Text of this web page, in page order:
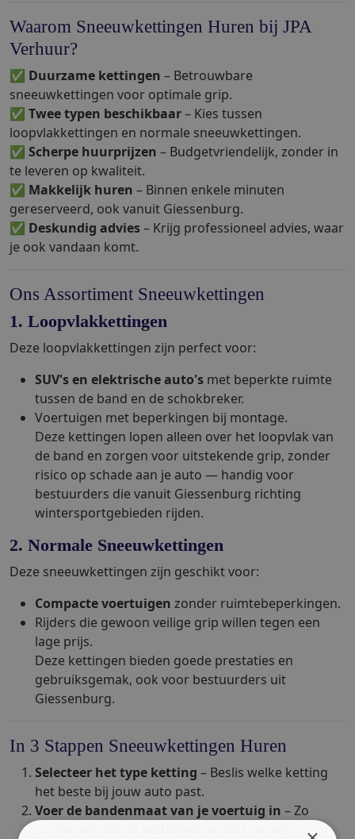
Waarom Sneeuwkettingen Huren bij JPA
Verhuur?
✅ Duurzame kettingen – Betrouwbare
sneeuwkettingen voor optimale grip.
✅ Twee typen beschikbaar– Kies tussen
loopvlakkettingen en normale sneeuwkettingen.
✅ Scherpe huurprijzen – Budgetvriendelijk, zonder in
te leveren op kwaliteit.
✅ Makkelijk huren – Binnen enkele minuten
gereserveerd, ook vanuit Giessenburg.
✅ Deskundig advies– Krijg professioneel advies, waar
je ook vandaan komt.
Ons Assortiment Sneeuwkettingen
1. Loopvlakkettingen
Deze loopvlakkettingen zijn perfect voor:
SUV's en elektrische auto's met beperkte ruimte
tussen de band en de schokbreker.
Voertuigen met beperkingen bij montage.
Deze kettingen lopen alleen over het loopvlak van
de band en zorgen voor uitstekende grip, zonder
risico op schade aan je auto — handig voor
bestuurders die vanuit Giessenburg richting
wintersportgebieden rijden.
2. Normale Sneeuwkettingen
Deze sneeuwkettingen zijn geschikt voor:
Compacte voertuigen zonder ruimtebeperkingen.
Rijders die gewoon veilige grip willen tegen een
lage prijs.
Deze kettingen bieden goede prestaties en
gebruiksgemak, ook voor bestuurders uit
Giessenburg.
In 3 Stappen Sneeuwkettingen Huren
Selecteer het type ketting – Beslis welke ketting
het beste bij jouw auto past.
Voer de bandenmaat van je voertuig in – Zo